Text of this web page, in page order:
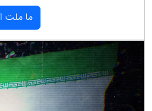
ما ملت